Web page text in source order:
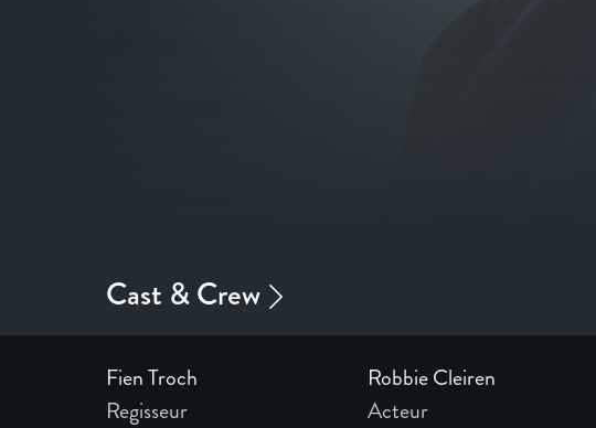
Fien Troch
Regisseur
Robbie Cleiren
Acteur